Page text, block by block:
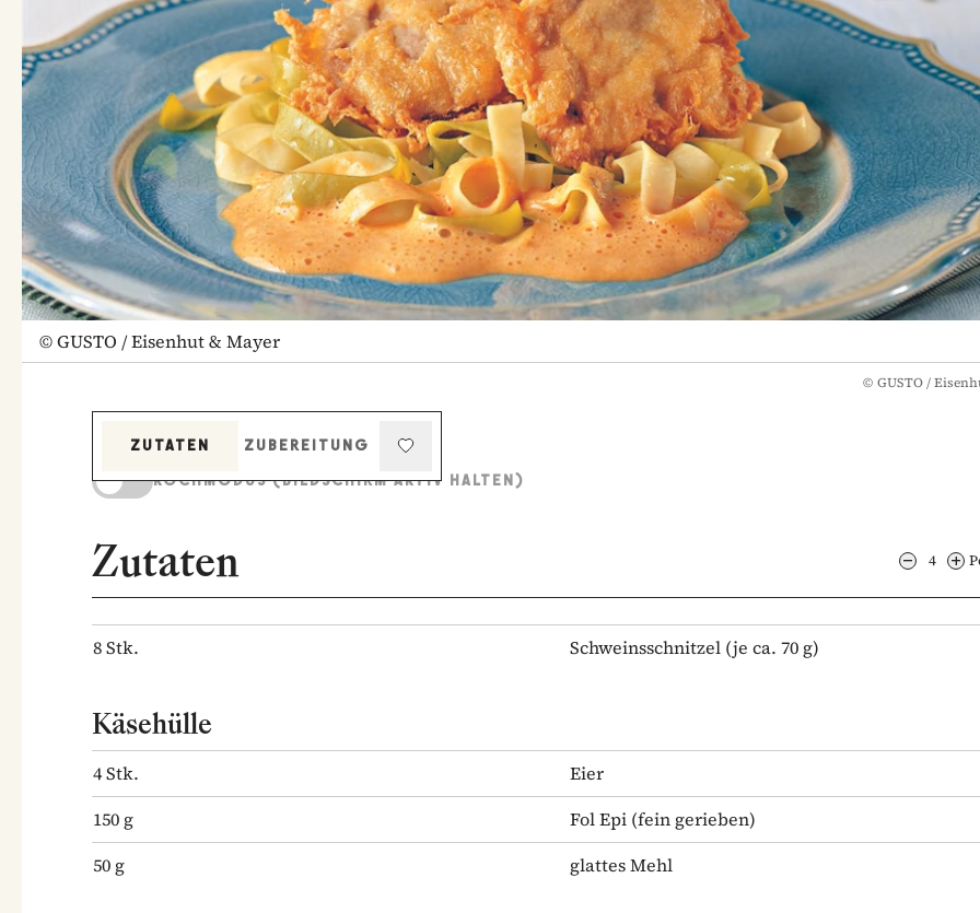
©GUSTO / Eisenhut & Mayer
© GUSTO /
ZUTATEN
ZUBEREITUNG
KOCHMODUS (BILDSCHIRM AKTIV HALTEN)
Zutaten 4
8Stk. Schweinsschnitzel (je ca. 70 g)
Käsehülle
4Stk.
Eier
150 g Fol Epi (fein gerieben)
50 g glattes Mehl